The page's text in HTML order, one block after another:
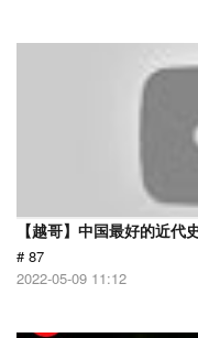
【越哥】中国最好的近代
# 87
2022-05-09 11:12